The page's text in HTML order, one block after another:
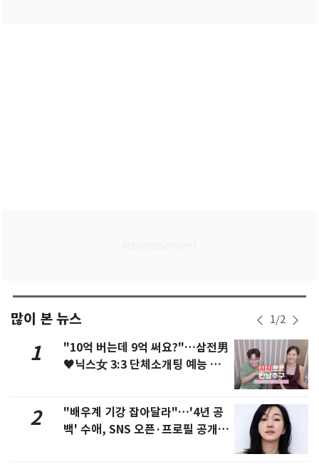
많이 본 뉴스 1/2
1
"10억 버는데 9억 써요?"…삼전男
♥닉스女 3:3 단체소개팅 예능 화
2
"배우계 기강 잡아달라"…'4년 공
백' 수애, SNS 오픈·프로필 공개